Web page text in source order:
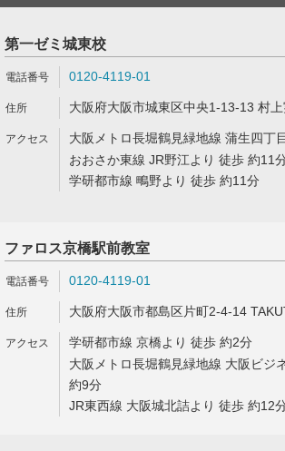
第一ゼミ城東校
0120-4119-01
大阪府大阪市城東区中央1-13-13 村
大阪メトロ長堀鶴見緑地線 蒲生四丁
おおさか東線 JR野江より 徒歩 約11
学研都市線 鴫野より 徒歩 約11分
ファロス京橋駅前教室
0120-4119-01
大阪府大阪市都島区片町2-4-14
学研都市線 京橋より 徒歩 約2分
大阪メトロ長堀鶴見緑地線 大阪ビジ
約9分
JR東西線 大阪城北詰より 徒歩 約12